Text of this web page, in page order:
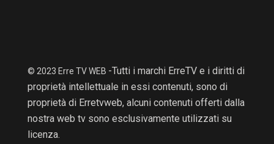
© 2023 Erre TV WEB -Tutti i marchi ErreTV e i diritti di
proprietà intellettuale in essi contenuti, sono di
proprietà di Erretvweb, alcuni contenuti offerti dalla
nostra web tv sono esclusivamente utilizzati su
licenza.